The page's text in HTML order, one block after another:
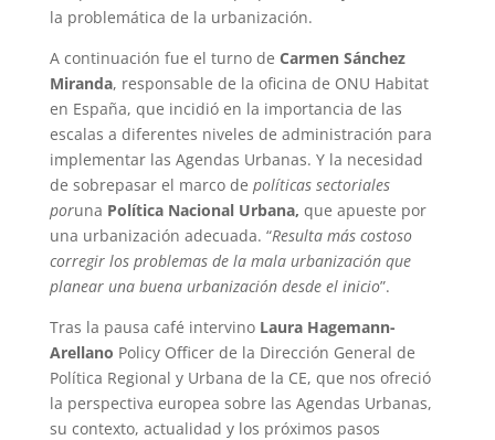
la problemática de la urbanización.
A continuación fue el turno de Carmen Sánchez
Miranda, responsable de la oficina de ONU Habitat
en España, que incidió en la importancia de las
escalas a diferentes niveles de administración para
implementar las Agendas Urbanas. Y la necesidad
de sobrepasar el marco de políticas sectoriales
poruna Política Nacional Urbana, que apueste por
una urbanización adecuada. “Resulta más costoso
corregir los problemas de la mala urbanización que
planear una buena urbanización desde el inicio”.
Tras la pausa café intervino Laura Hagemann-
Arellano Policy Officer de la Dirección General de
Política Regional y Urbana de la CE, que nos ofreció
la perspectiva europea sobre las Agendas Urbanas,
su contexto, actualidad y los próximos pasos